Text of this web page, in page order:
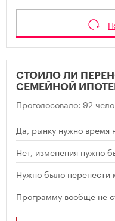
СТОИЛО ЛИ
СЕМЕЙНОЙ
Проголосовало: 92
Да, рынку нужно время
Нет, изменения нужно
Нужно было перенести
Программу вообще не